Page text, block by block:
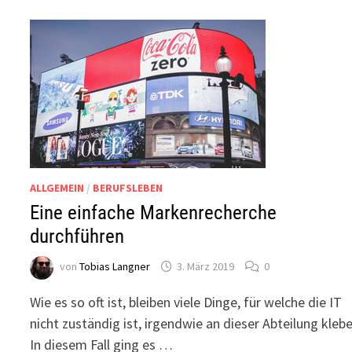
ALLGEMEIN / BERUFSLEBEN
Eine einfache Markenrecherche
durchführen
vonTobias Langner 3. März 2019 0
Wie es so oft ist, bleiben viele Dinge, für welche die IT
nicht zuständig ist, irgendwie an dieser Abteilung
In diesem Fall ging es …